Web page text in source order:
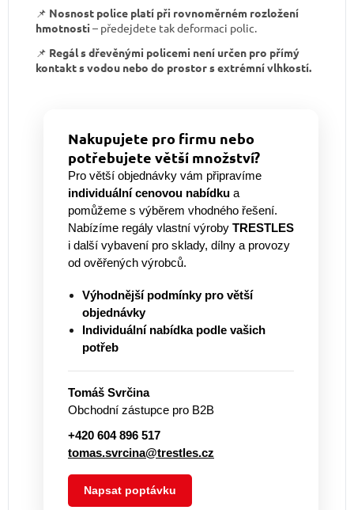
📌 Nosnost police platí při rovnoměrném rozložení
hmotnosti – předejdete tak deformaci polic.
📌 Regál s dřevěnými policemi není určen pro přímý
kontakt s vodou nebo do prostor s extrémní vlhkostí.
Nakupujete pro firmu nebo
potřebujete větší množství?
Pro větší objednávky vám připravíme
individuální cenovou nabídku a
pomůžeme s výběrem vhodného řešení.
Nabízíme regály vlastní výroby TRESTLES
i další vybavení pro sklady, dílny a provozy
od ověřených výrobců.
Výhodnější podmínky pro větší
objednávky
Individuální nabídka podle vašich
potřeb
Tomáš Svrčina
Obchodní zástupce pro B2B
+420 604 896 517
tomas.svrcina@trestles.cz
Napsat poptávku